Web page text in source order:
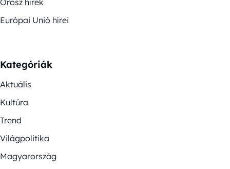
Európai Unió hírei
Kategóriák
Aktuális
Kultúra
Trend
Világpolitika
Magyarország